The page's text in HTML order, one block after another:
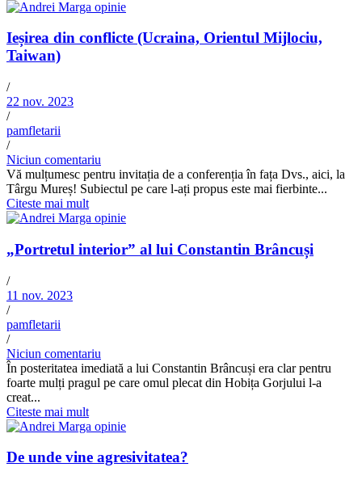
Ieșirea din conflicte (Ucraina, Orientul Mijlociu,
Taiwan)
/
22 nov. 2023
/
pamfletarii
/
Niciun comentariu
Vă mulțumesc pentru invitația de a conferenția în fața Dvs., aici, la
Târgu Mureș! Subiectul pe care l-ați propus este mai fierbinte...
Citeste mai mult
„Portretul interior” al lui Constantin Brâncuși
/
11 nov. 2023
/
pamfletarii
/
Niciun comentariu
În posteritatea imediată a lui Constantin Brâncuși era clar pentru
foarte mulți pragul pe care omul plecat din Hobița Gorjului l-a
creat...
Citeste mai mult
De unde vine agresivitatea?